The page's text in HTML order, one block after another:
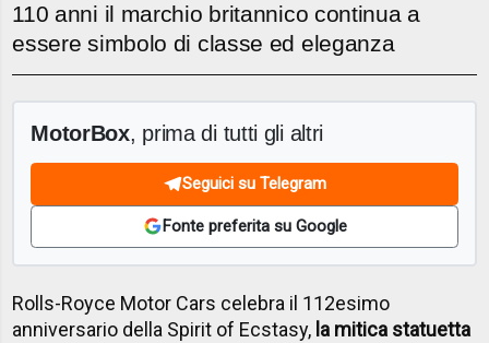
110 anni il marchio britannico continua a
essere simbolo di classe ed eleganza
MotorBox, prima di tutti gli altri
Seguici su Telegram
Fonte preferita su Google
Rolls-Royce Motor Cars celebra il 112esimo
anniversario della Spirit of Ecstasy, la mitica statuetta